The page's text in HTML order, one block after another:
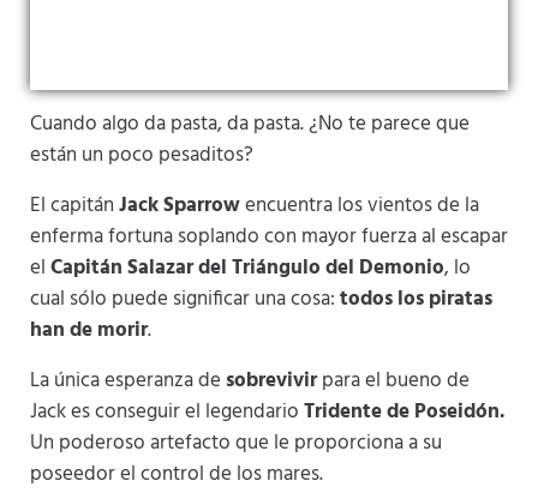
Cuando algo da pasta, da pasta. ¿No te parece que
están un poco pesaditos?
El capitánJack Sparrowencuentra los vientos de la
enferma fortuna soplando con mayor fuerza al escapar
elCapitán Salazar del Triángulo del Demonio, lo
cual sólo puede significar una cosa:todos los piratas
han de morir.
La única esperanza de sobrevivirpara el bueno de
Jack es conseguir el legendarioTridente de Poseidón.
Un poderoso artefacto que le proporciona a su
poseedor el control de los mares.